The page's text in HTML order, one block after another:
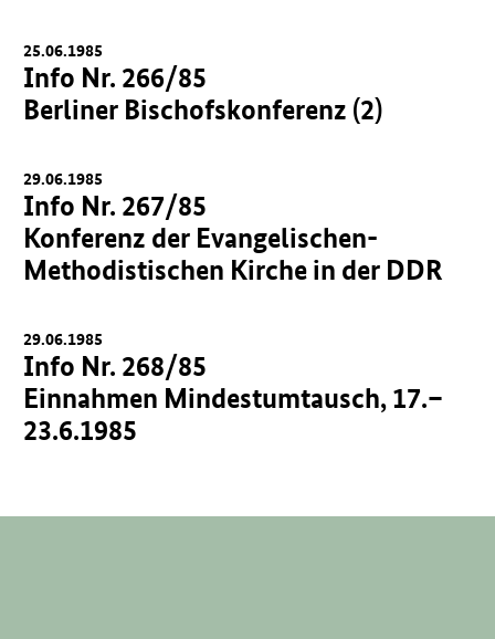
25.06.1985
Info Nr. 266/85
Berliner Bischofskonferenz (2)
29.06.1985
Info Nr. 267/85
Konferenz der Evangelischen-
Methodistischen Kirche in der DDR
29.06.1985
Info Nr. 268/85
Einnahmen Mindestumtausch, 17.–
23.6.1985